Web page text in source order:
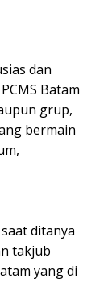
dan
Batam
grup,
bermain
ditanya
takjub
yang di